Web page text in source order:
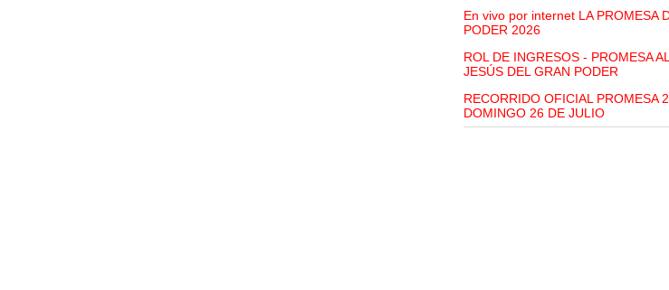
En vivo por internet LA PROMESA
PODER 2026
ROL DE INGRESOS - PROMESA
JESÚS DEL GRAN PODER
RECORRIDO OFICIAL PROMESA
DOMINGO 26 DE JULIO